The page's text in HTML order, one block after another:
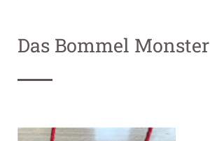
Das Bommel Monster